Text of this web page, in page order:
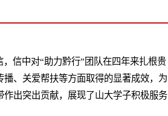
信中对“助力黔行”团队在四年来扎根贵
、关爱帮扶等方面取得的显著成效，为
出突出贡献，展现了山大学子积极服务